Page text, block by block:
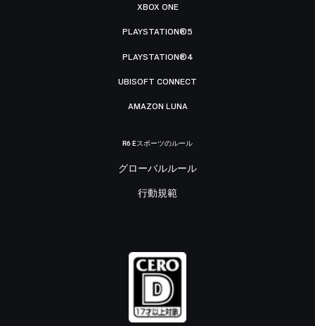
XBOX ONE
PLAYSTATION®5
PLAYSTATION®4
UBISOFT CONNECT
AMAZON LUNA
R6 Eスポーツのルール
グローバルルール
行動規範